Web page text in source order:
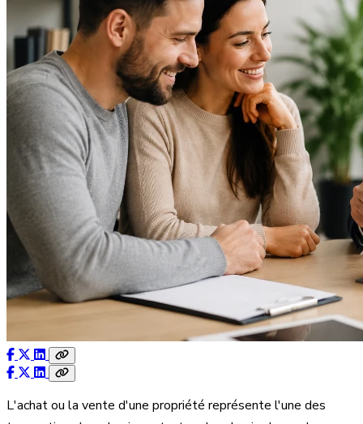
L'achat ou la vente d'une propriété représente l'une des